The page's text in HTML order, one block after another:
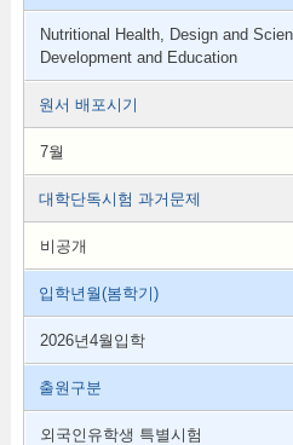
Nutritional Health, Design and
Development and Education
원서 배포시기
7월
대학단독시험 과거문제
비공개
입학년월(봄학기)
2026년4월입학
출원구분
외국인유학생 특별시험